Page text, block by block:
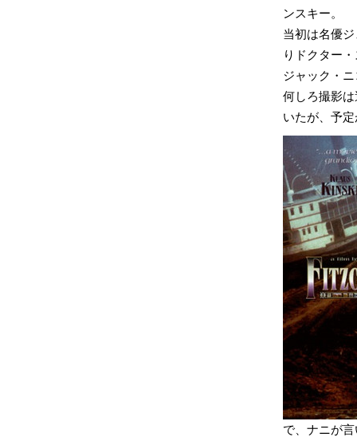
ンスキー。
当初は名優
りドクター
ジャック・
何しろ撮影
いたが、予
で、ナニが